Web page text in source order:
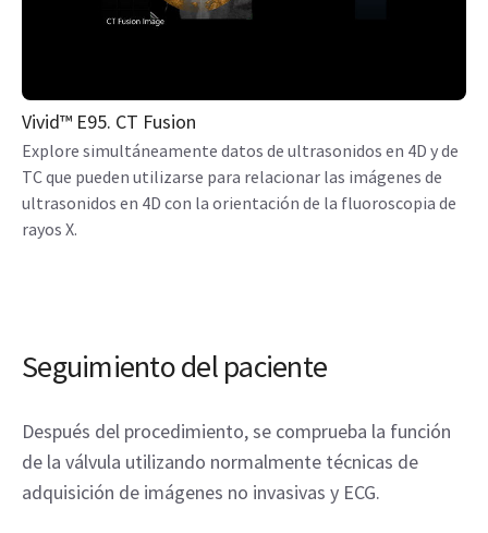
Vivid™ E95. CT Fusion
Explore simultáneamente datos de ultrasonidos en 4D y de
TC que pueden utilizarse para relacionar las imágenes de
ultrasonidos en 4D con la orientación de la fluoroscopia de
rayos X.
Seguimiento del paciente
Después del procedimiento, se comprueba la función
de la válvula utilizando normalmente técnicas de
adquisición de imágenes no invasivas y ECG.